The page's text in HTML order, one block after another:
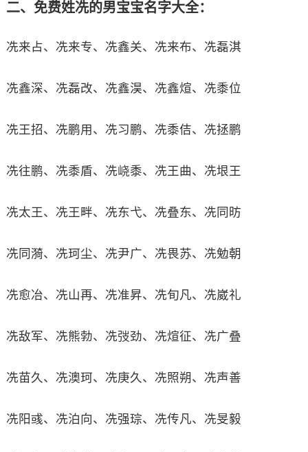
二、免费姓冼的男宝宝名字大全：
冼来占、冼来专、冼鑫关、冼来布、冼磊淇
冼鑫深、冼磊改、冼鑫淏、冼鑫煊、冼黍位
冼王招、冼鹏用、冼习鹏、冼黍佶、冼拯鹏
冼往鹏、冼黍盾、冼峣黍、冼王曲、冼垠王
冼太王、冼王畔、冼东弋、冼叠东、冼同昉
冼同漪、冼珂尘、冼尹广、冼畏苏、冼勉朝
冼愈冶、冼山再、冼准昇、冼旬凡、冼崴礼
冼敌军、冼熊勃、冼弢劲、冼煊征、冼广叠
冼苗久、冼澳珂、冼庚久、冼照朔、冼声善
冼阳彧、冼泊向、冼强琮、冼传凡、冼旻毅